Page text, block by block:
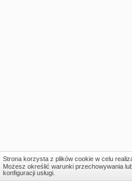
Strona korzysta z plików cookie w celu
Możesz określić warunki przechowywania
konfiguracji usługi.